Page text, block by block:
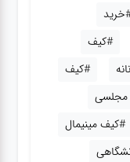
#کیف
#کیف
مجلسی
#کیف مینیمال